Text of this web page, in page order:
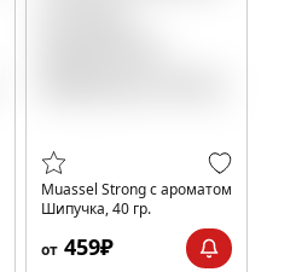
Muassel Strong с ароматом
Шипучка, 40 гр.
от 459₽